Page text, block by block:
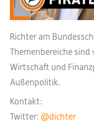
Richter am
Themenbereiche
Wirtschaft und
Außenpolitik.
Kontakt:
Twitter: @dichter